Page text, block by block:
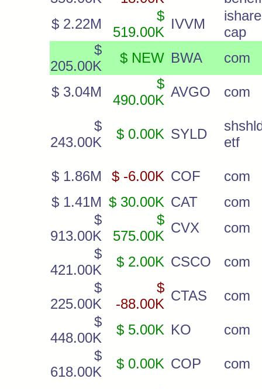
$ 2.22M
$
519.00K
IVVM
cap
$
205.00K
$ NEW BWA com
$ 3.04M
$
490.00K
AVGO com
$
243.00K
$ 0.00K SYLD
etf
$ 1.86M $ -6.00K COF
com
$ 1.41M $ 30.00K CAT
com
$
913.00K
$
575.00K
CVX
com
$
421.00K
$ 2.00K CSCO
com
$
225.00K
$
-88.00K
CTAS
com
$
448.00K
$ 5.00K KO
com
$
618.00K
$ 0.00K COP com